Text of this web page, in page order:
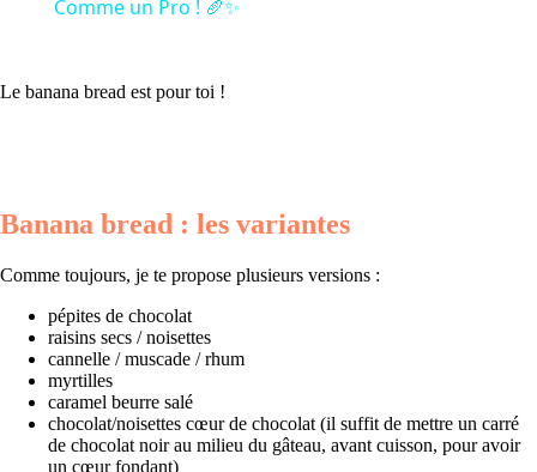
Comme un Pro ! 🥖✨
Le banana bread est pour toi !
Banana bread : les variantes
Comme toujours, je te propose plusieurs versions :
pépites de chocolat
raisins secs / noisettes
cannelle / muscade / rhum
myrtilles
caramel beurre salé
chocolat/noisettes cœur de chocolat (il suffit de mettre un carré
de chocolat noir au milieu du gâteau, avant cuisson, pour avoir
un cœur fondant)